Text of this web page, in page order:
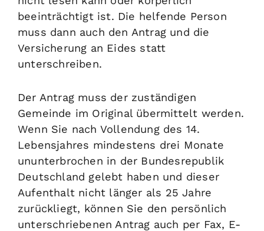
beeinträchtigt ist. Die helfende Person
muss dann auch den Antrag und die
Versicherung an Eides statt
unterschreiben.
Der Antrag muss der zuständigen
Gemeinde im Original übermittelt werden.
Wenn Sie nach Vollendung des 14.
Lebensjahres mindestens drei Monate
ununterbrochen in der Bundesrepublik
Deutschland gelebt haben und dieser
Aufenthalt nicht länger als 25 Jahre
zurückliegt, können Sie den persönlich
unterschriebenen Antrag auch per Fax, E-